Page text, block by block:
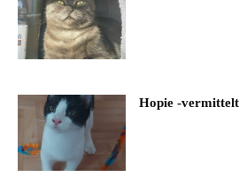
Hopie -